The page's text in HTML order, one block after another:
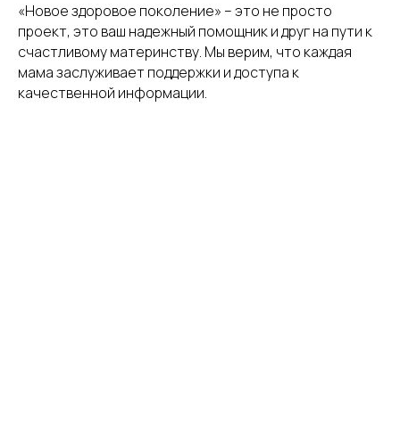
«Новое здоровое поколение» – это не просто
проект, это ваш надежный помощник и друг на пути к
счастливому материнству. Мы верим, что каждая
мама заслуживает поддержки и доступа к
качественной информации.